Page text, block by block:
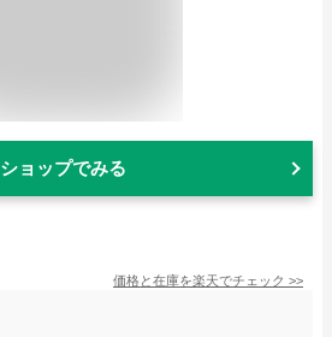
ショップでみる
価格と在庫を楽天でチェック >>